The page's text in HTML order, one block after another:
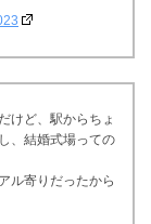
けど、駅からちょ
、結婚式場っての
ル寄りだったから